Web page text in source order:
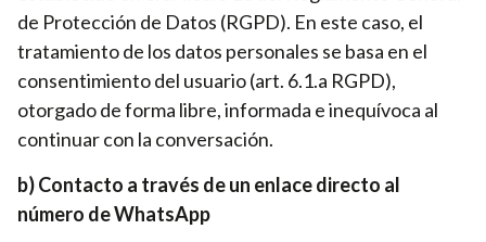
de Protección de Datos (RGPD). En este caso, el
tratamiento de los datos personales se basa en el
consentimiento del usuario (art. 6.1.a RGPD),
otorgado de forma libre, informada e inequívoca al
continuar con la conversación.
b) Contacto a través de un enlace directo al
número de WhatsApp